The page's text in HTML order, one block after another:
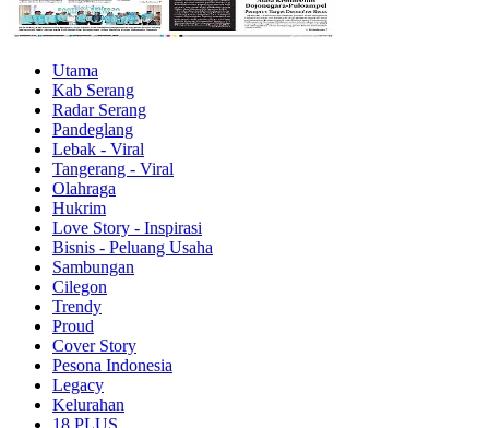
Utama
Kab Serang
Radar Serang
Pandeglang
Lebak - Viral
Tangerang - Viral
Olahraga
Hukrim
Love Story - Inspirasi
Bisnis - Peluang Usaha
Sambungan
Cilegon
Trendy
Proud
Cover Story
Pesona Indonesia
Legacy
Kelurahan
18 PLUS